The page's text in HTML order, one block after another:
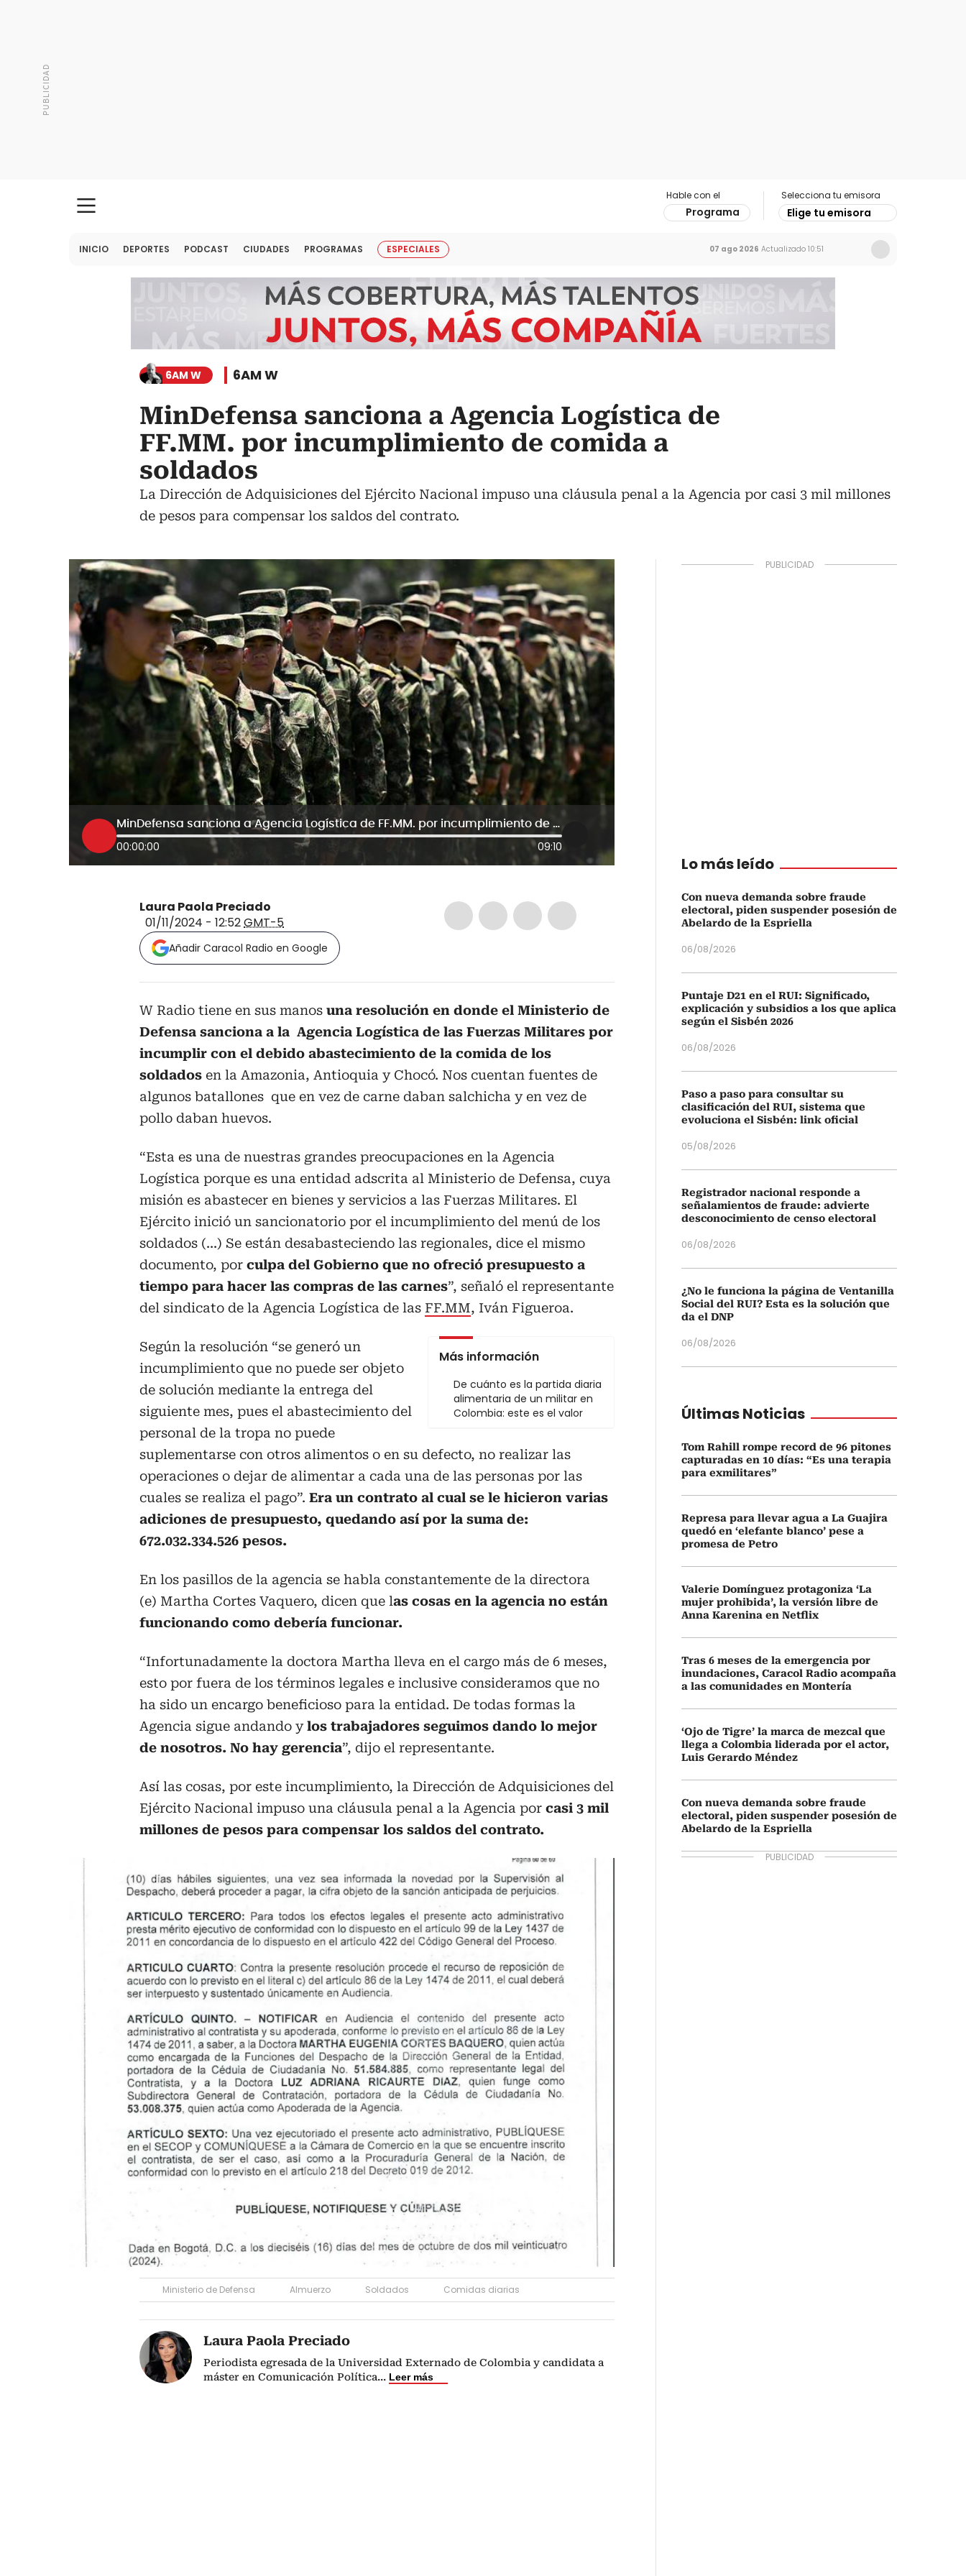
Hable con el
Programa
Selecciona tu emisora
Elige tu emisora
INICIO DEPORTES PODCAST CIUDADES PROGRAMAS ESPECIALES 07 ago 2026 Actualizado 10:51
6AM W 6AM W
MinDefensa sanciona a Agencia Logística de
FF.MM. por incumplimiento de comida a
soldados
La Dirección de Adquisiciones del Ejército Nacional impuso una cláusula penal a la Agencia por casi 3 mil millones
de pesos para compensar los saldos del contrato.
MinDefensa sanciona a Agencia Logística de FF.MM. por incumplimiento de comida a soldados
00:00:00 09:10
Laura Paola Preciado
01/11/2024 - 12:52GMT-5
Añadir Caracol Radio en Google
W Radio tiene en sus manos una resolución en donde el Ministerio de
Defensa sanciona a la Agencia Logística de las Fuerzas Militares por
incumplir con el debido abastecimiento de la comida de los
soldados en la Amazonia, Antioquia y Chocó. Nos cuentan fuentes de
algunos batallones que en vez de carne daban salchicha y en vez de
pollo daban huevos.
“Esta es una de nuestras grandes preocupaciones en la Agencia
Logística porque es una entidad adscrita al Ministerio de Defensa, cuya
misión es abastecer en bienes y servicios a las Fuerzas Militares. El
Ejército inició un sancionatorio por el incumplimiento del menú de los
soldados (...) Se están desabasteciendo las regionales, dice el mismo
documento, por culpa del Gobierno que no ofreció presupuesto a
tiempo para hacer las compras de las carnes”, señaló el representante
del sindicato de la Agencia Logística de las FF.MM, Iván Figueroa.
Más información
De cuánto es la partida diaria
alimentaria de un militar en
Colombia: este es el valor
Según la resolución “se generó un
incumplimiento que no puede ser objeto
de solución mediante la entrega del
siguiente mes, pues el abastecimiento del
personal de la tropa no puede
suplementarse con otros alimentos o en su defecto, no realizar las
operaciones o dejar de alimentar a cada una de las personas por las
cuales se realiza el pago”. Era un contrato al cual se le hicieron varias
adiciones de presupuesto, quedando así por la suma de:
672.032.334.526 pesos.
En los pasillos de la agencia se habla constantemente de la directora
(e) Martha Cortes Vaquero, dicen que las cosas en la agencia no están
funcionando como debería funcionar.
“Infortunadamente la doctora Martha lleva en el cargo más de 6 meses,
esto por fuera de los términos legales e inclusive consideramos que no
ha sido un encargo beneficioso para la entidad. De todas formas la
Agencia sigue andando ylos trabajadores seguimos dando lo mejor
de nosotros. No hay gerencia”, dijo el representante.
Así las cosas, por este incumplimiento, la Dirección de Adquisiciones del
Ejército Nacional impuso una cláusula penal a la Agencia por casi 3 mil
millones de pesos para compensar los saldos del contrato.
Ministerio de Defensa Almuerzo Soldados Comidas diarias
Laura Paola Preciado
Periodista egresada de la Universidad Externado de Colombia y candidata a
máster en Comunicación Política... Leer más
Lo más leído
Con nueva demanda sobre fraude
electoral, piden suspender posesión de
Abelardo de la Espriella
06/08/2026
Puntaje D21 en el RUI: Significado,
explicación y subsidios a los que aplica
según el Sisbén 2026
06/08/2026
Paso a paso para consultar su
clasificación del RUI, sistema que
evoluciona el Sisbén: link oficial
05/08/2026
Registrador nacional responde a
señalamientos de fraude: advierte
desconocimiento de censo electoral
06/08/2026
¿No le funciona la página de Ventanilla
Social del RUI? Esta es la solución que
da el DNP
06/08/2026
Últimas Noticias
Tom Rahill rompe record de 96 pitones
capturadas en 10 días: “Es una terapia
para exmilitares”
Represa para llevar agua a La Guajira
quedó en ‘elefante blanco’ pese a
promesa de Petro
Valerie Domínguez protagoniza ‘La
mujer prohibida’, la versión libre de
Anna Karenina en Netflix
Tras 6 meses de la emergencia por
inundaciones, Caracol Radio acompaña
a las comunidades en Montería
‘Ojo de Tigre’ la marca de mezcal que
llega a Colombia liderada por el actor,
Luis Gerardo Méndez
Con nueva demanda sobre fraude
electoral, piden suspender posesión de
Abelardo de la Espriella